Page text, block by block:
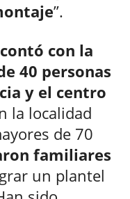
”.
con la
40 personas
y el centro
la localidad
de 70
familiares
un plantel